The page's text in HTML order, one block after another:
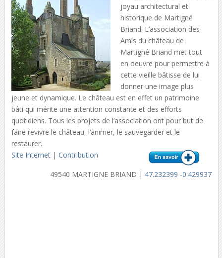
joyau architectural et
historique de Martigné
Briand. L’association des
Amis du château de
Martigné Briand met tout
en oeuvre pour permettre à
cette vieille bâtisse de lui
donner une image plus
jeune et dynamique. Le château est en effet un patrimoine
bâti qui mérite une attention constante et des efforts
quotidiens. Tous les projets de l’association ont pour but de
faire revivre le château, l’animer, le sauvegarder et le
restaurer.
Site Internet| Contribution
49540 MARTIGNE BRIAND | 47.232399 -0.429937